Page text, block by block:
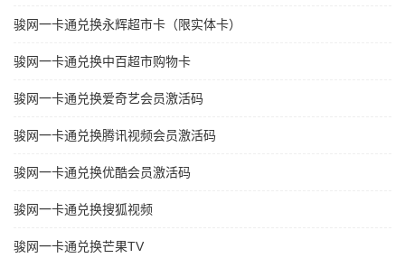
骏网一卡通兑换永辉超市卡（限实体卡）
骏网一卡通兑换中百超市购物卡
骏网一卡通兑换爱奇艺会员激活码
骏网一卡通兑换腾讯视频会员激活码
骏网一卡通兑换优酷会员激活码
骏网一卡通兑换搜狐视频
骏网一卡通兑换芒果TV